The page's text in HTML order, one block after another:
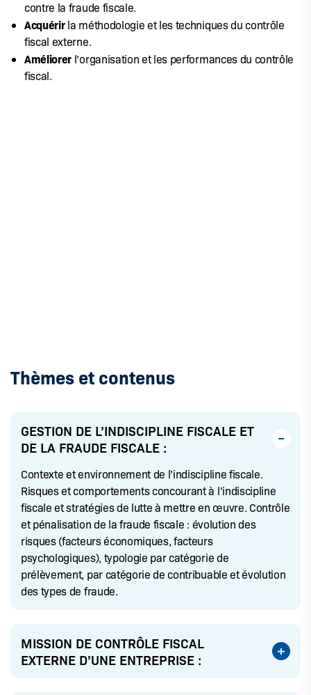
contre la fraude fiscale.
Acquérirla méthodologie et les techniques du contrôle
fiscal externe.
Améliorer l’organisation et les performances du contrôle
fiscal.
Thèmes et contenus
GESTION DE L’INDISCIPLINE FISCALE ET
DE LA FRAUDE FISCALE :
Contexte et environnement de l’indiscipline fiscale.
Risques et comportements concourant à l’indiscipline
fiscale et stratégies de lutte à mettre en œuvre. Contrôle
et pénalisation de la fraude fiscale : évolution des
risques (facteurs économiques, facteurs
psychologiques), typologie par catégorie de
prélèvement, par catégorie de contribuable et évolution
des types de fraude.
MISSION DE CONTRÔLE FISCAL
EXTERNE D’UNE ENTREPRISE :